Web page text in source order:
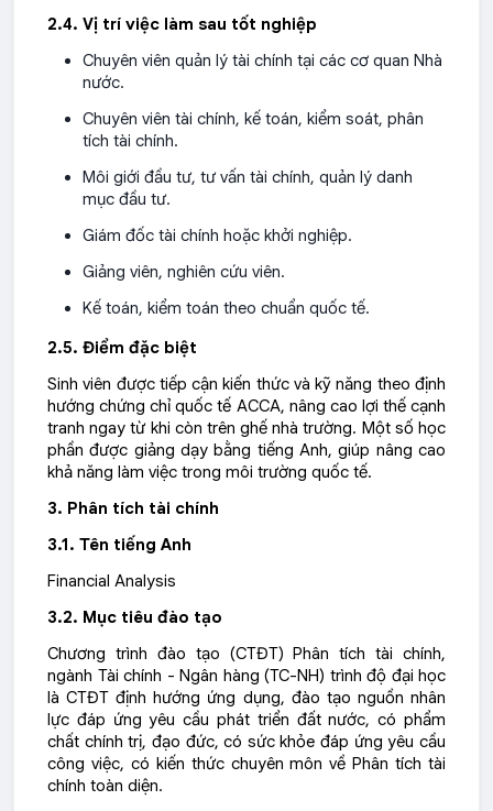
2.4. Vị trí việc làm sau tốt nghiệp
Chuyên viên quản lý tài chính tại các cơ quan Nhà
nước.
Chuyên viên tài chính, kế toán, kiểm soát, phân
tích tài chính.
Môi giới đầu tư, tư vấn tài chính, quản lý danh
mục đầu tư.
Giám đốc tài chính hoặc khởi nghiệp.
Giảng viên, nghiên cứu viên.
Kế toán, kiểm toán theo chuẩn quốc tế.
2.5. Điểm đặc biệt
Sinh viên được tiếp cận kiến thức và kỹ năng theo định
hướng chứng chỉ quốc tế ACCA, nâng cao lợi thế cạnh
tranh ngay từ khi còn trên ghế nhà trường. Một số học
phần được giảng dạy bằng tiếng Anh, giúp nâng cao
khả năng làm việc trong môi trường quốc tế.
3. Phân tích tài chính
3.1. Tên tiếng Anh
Financial Analysis
3.2. Mục tiêu đào tạo
Chương trình đào tạo (CTĐT) Phân tích tài chính,
ngành Tài chính - Ngân hàng (TC-NH) trình độ đại học
là CTĐT định hướng ứng dụng, đào tạo nguồn nhân
lực đáp ứng yêu cầu phát triển đất nước, có phẩm
chất chính trị, đạo đức, có sức khỏe đáp ứng yêu cầu
công việc, có kiến thức chuyên môn về Phân tích tài
chính toàn diện.